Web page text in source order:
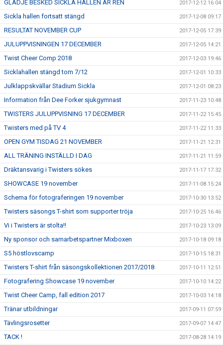
GLÄDJE BESKED SICKLA HALLEN ÄR REN 2017-12-12 16:04
Sickla hallen fortsatt stängd 2017-12-08 09:17
RESULTAT NOVEMBER CUP 2017-12-05 17:39
JULUPPVISNINGEN 17 DECEMBER 2017-12-05 14:21
Twist Cheer Comp 2018 2017-12-03 19:46
Sicklahallen stängd tom 7/12 2017-12-01 10:33
Julklappskvällar Stadium Sickla 2017-12-01 08:23
Information från Dee Forker sjukgymnast 2017-11-23 10:48
TWISTERS JULUPPVISNING 17 DECEMBER 2017-11-22 15:45
Twisters med på TV 4 2017-11-22 11:33
OPEN GYM TISDAG 21 NOVEMBER 2017-11-21 12:31
ALL TRÄNING INSTÄLLD I DAG 2017-11-21 11:59
Dräktansvarig i Twisters sökes 2017-11-17 17:32
SHOWCASE 19 november 2017-11-08 15:24
Schema för fotograferingen 19 november 2017-10-30 13:52
Twisters säsongs T-shirt som supporter tröja 2017-10-25 16:46
Vi i Twisters är stolta!! 2017-10-23 13:09
Ny sponsor och samarbetspartner Mixboxen 2017-10-18 09:18
S5 höstlovscamp 2017-10-15 18:31
Twisters T-shirt från säsongskollektionen 2017/2018 2017-10-11 12:51
Fotografering Showcase 19 november 2017-10-10 14:22
Twist Cheer Camp, fall edition 2017 2017-10-03 14:18
Tränar utbildningar 2017-09-11 07:59
Tävlingsrosetter 2017-09-07 14:47
TACK ! 2017-08-28 14:19